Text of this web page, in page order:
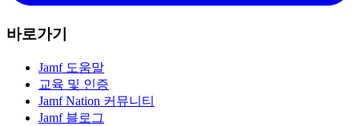
바로가기
Jamf 도움말
교육 및 인증
Jamf Nation 커뮤니티
Jamf 블로그